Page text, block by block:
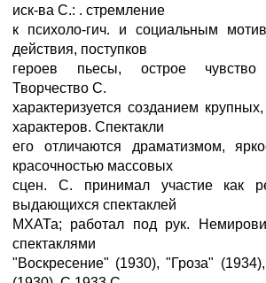
иск-ва С.: . стремление
к психоло-гич. и социальным
действия, поступков
героев пьесы, острое чувство
Творчество С.
характеризуется созданием
характеров. Спектакли
его отличаются драматизмом,
красочностью массовых
сцен. С. принимал участие как
выдающихся спектаклей
МХАТа; работал под рук.
спектаклями
"Воскресение" (1930), "Гроза"